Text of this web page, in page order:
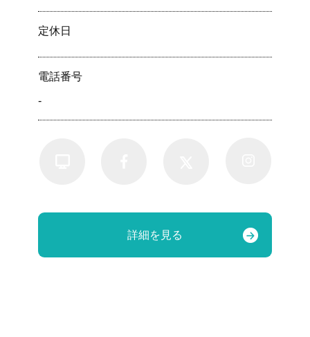
定休⽇
電話番号
-
詳細を見る